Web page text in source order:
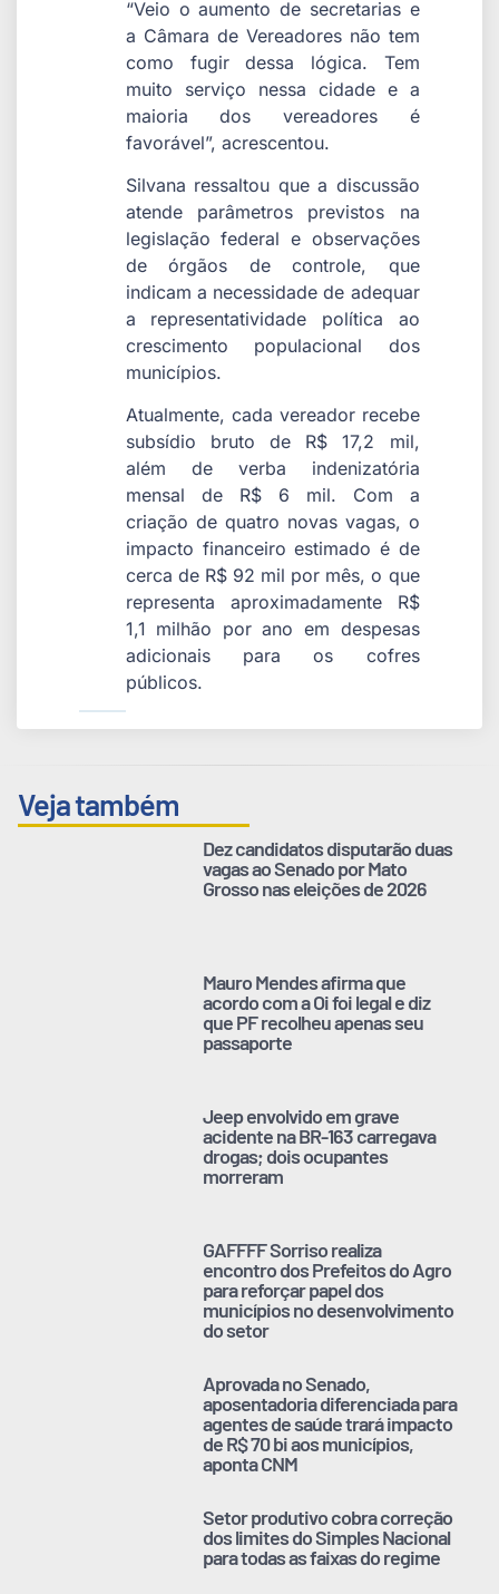
“Veio o aumento de secretarias e
a Câmara de Vereadores não tem
como fugir dessa lógica. Tem
muito serviço nessa cidade e a
maioria dos vereadores é
favorável”, acrescentou.
Silvana ressaltou que a discussão
atende parâmetros previstos na
legislação federal e observações
de órgãos de controle, que
indicam a necessidade de adequar
a representatividade política ao
crescimento populacional dos
municípios.
Atualmente, cada vereador recebe
subsídio bruto de R$ 17,2 mil,
além de verba indenizatória
mensal de R$ 6 mil. Com a
criação de quatro novas vagas, o
impacto financeiro estimado é de
cerca de R$ 92 mil por mês, o que
representa aproximadamente R$
1,1 milhão por ano em despesas
adicionais para os cofres
públicos.
Veja também
Dez candidatos disputarão duas
vagas ao Senado por Mato
Grosso nas eleições de 2026
Mauro Mendes afirma que
acordo com a Oi foi legal e diz
que PF recolheu apenas seu
passaporte
Jeep envolvido em grave
acidente na BR-163 carregava
drogas; dois ocupantes
morreram
GAFFFF Sorriso realiza
encontro dos Prefeitos do Agro
para reforçar papel dos
municípios no desenvolvimento
do setor
Aprovada no Senado,
aposentadoria diferenciada para
agentes de saúde trará impacto
de R$ 70 bi aos municípios,
aponta CNM
Setor produtivo cobra correção
dos limites do Simples Nacional
para todas as faixas do regime